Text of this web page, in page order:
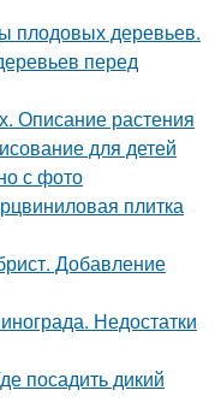
плодовых деревьев.
перед
Описание растения
для детей
с фото
плитка
Добавление
Недостатки
посадить дикий